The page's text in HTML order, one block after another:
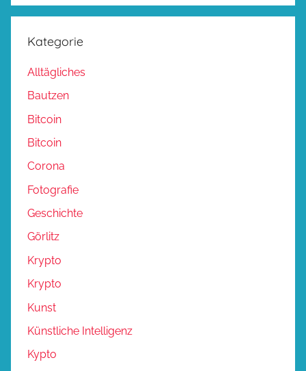
Kategorie
Alltägliches
Bautzen
Bitcoin
Bitcoin
Corona
Fotografie
Geschichte
Görlitz
Krypto
Krypto
Kunst
Künstliche Intelligenz
Kypto